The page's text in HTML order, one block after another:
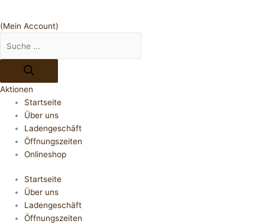
(Mein Account)
Aktionen
Startseite
Über uns
Ladengeschäft
Öffnungszeiten
Onlineshop
Startseite
Über uns
Ladengeschäft
Öffnungszeiten